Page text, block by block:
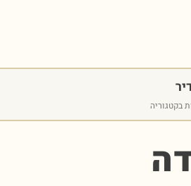
בקטגוריה